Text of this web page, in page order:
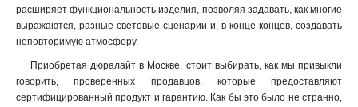
расширяет функциональность изделия, позволяя задавать, как многие
выражаются, разные световые сценарии и, в конце концов, создавать
неповторимую атмосферу.
Приобретая дюралайт в Москве, стоит выбирать, как мы привыкли
говорить, проверенных продавцов, которые предоставляют
сертифицированный продукт и гарантию. Как бы это было не странно,